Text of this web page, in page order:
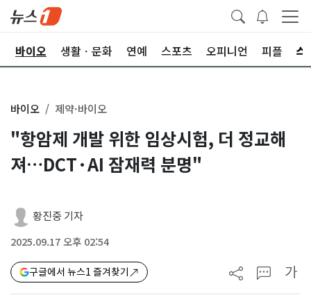
바이오 생활ㆍ문화 연예 스포츠 오피니언 피플
바이오 제약·바이오
"항암제 개발 위한 임상시험, 더 정교해
져…DCT·AI 잠재력 분명"
황진중 기자
2025.09.17 오후 02:54
구글에서 뉴스1 즐겨찾기 가